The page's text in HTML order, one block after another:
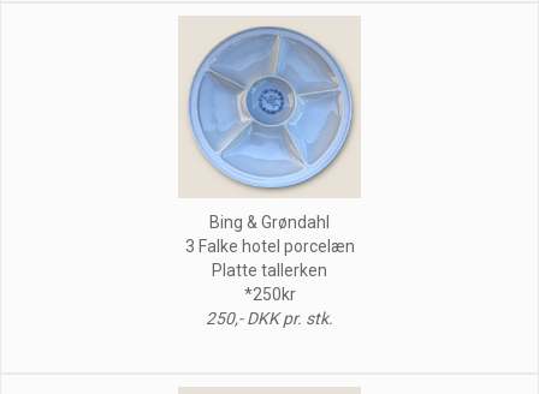
Bing & Grøndahl
3 Falke hotel porcelæn
Platte tallerken
*250kr
250,- DKK pr. stk.